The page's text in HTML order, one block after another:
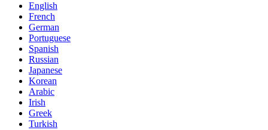
English
French
German
Portuguese
Spanish
Russian
Japanese
Korean
Arabic
Irish
Greek
Turkish